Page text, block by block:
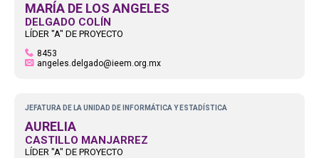
MARÍA DE LOS ANGELES
DELGADO COLÍN
LÍDER "A" DE PROYECTO
8453
angeles.delgado@ieem.org.mx
JEFATURA DE LA UNIDAD DE INFORMÁTICA Y ESTADÍSTICA
AURELIA
CASTILLO MANJARREZ
LÍDER "A" DE PROYECTO